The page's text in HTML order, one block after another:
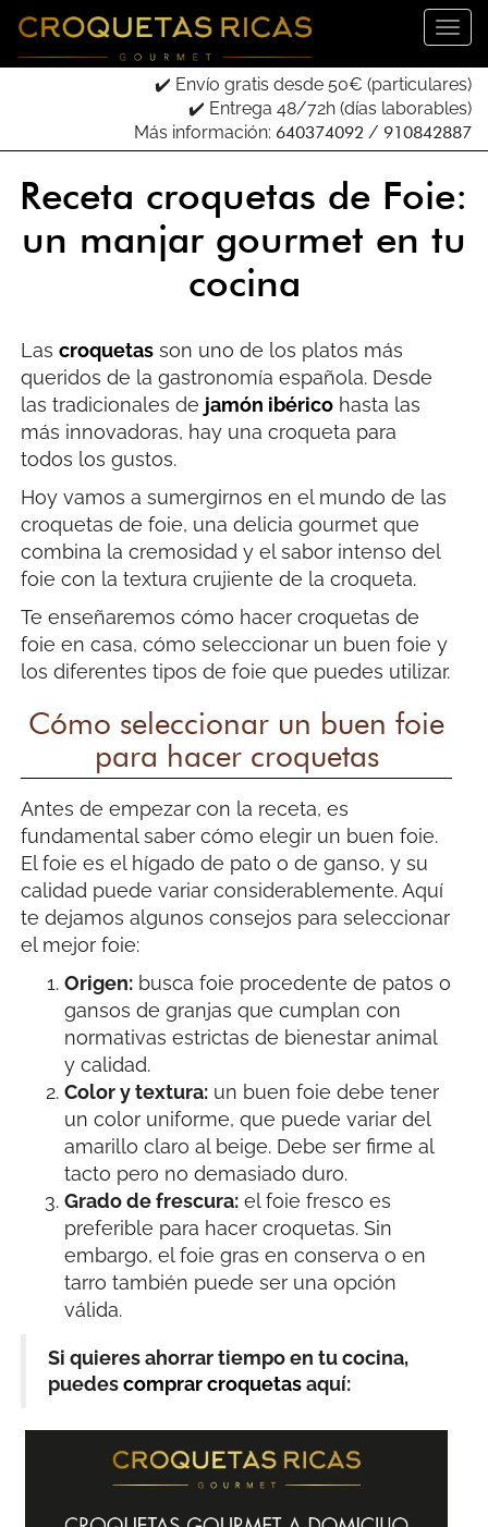
✔️ Envío gratis desde 50€ (particulares)
✔️ Entrega 48/72h (días laborables)
Más información: 640374092 / 910842887
Receta croquetas de Foie:
un manjar gourmet en tu
cocina
Lascroquetas son uno de los platos más
queridos de la gastronomía española. Desde
las tradicionales de jamón ibérico hasta las
más innovadoras, hay una croqueta para
todos los gustos.
Hoy vamos a sumergirnos en el mundo de las
croquetas de foie, una delicia gourmet que
combina la cremosidad y el sabor intenso del
foie con la textura crujiente de la croqueta.
Te enseñaremos cómo hacer croquetas de
foie en casa, cómo seleccionar un buen foie y
los diferentes tipos de foie que puedes utilizar.
Cómo seleccionar un buen foie
para hacer croquetas
Antes de empezar con la receta, es
fundamental saber cómo elegir un buen foie.
El foie es el hígado de pato o de ganso, y su
calidad puede variar considerablemente. Aquí
te dejamos algunos consejos para seleccionar
el mejor foie:
Origen: busca foie procedente de patos o
gansos de granjas que cumplan con
normativas estrictas de bienestar animal
y calidad.
Color y textura: un buen foie debe tener
un color uniforme, que puede variar del
amarillo claro al beige. Debe ser firme al
tacto pero no demasiado duro.
Grado de frescura: el foie fresco es
preferible para hacer croquetas. Sin
embargo, el foie gras en conserva o en
tarro también puede ser una opción
válida.
Si quieres ahorrar tiempo en tu cocina,
puedescomprar croquetas aquí: